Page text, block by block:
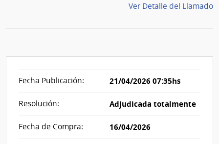
Ver Detalle del Llamado
Fecha Publicación: 21/04/2026 07:35hs
Resolución: Adjudicada totalmente
Fecha de Compra: 16/04/2026